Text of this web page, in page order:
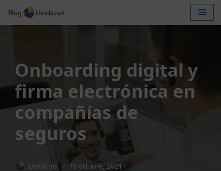
Saltar
Onboarding digital y
firma electrónica en
compañías de
seguros
Lleida.net 18 octubre, 2021